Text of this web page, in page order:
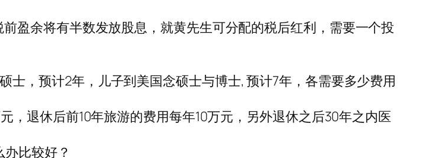
盈余将有半数发放股息，就黄先生可分配的税后红利，需要一个投
，预计2年，儿子到美国念硕士与博士, 预计7年，各需要多少费用
，退休后前10年旅游的费用每年10万元，另外退休之后30年之内医
比较好？